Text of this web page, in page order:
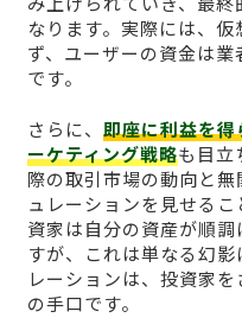
なります。実際には、
ず、ユーザーの資金は
です。
さらに、 即座に利益を
ーケティング戦略も目立
際の取引市場の動向と
ュレーションを見せる
資家は自分の資産が順
すが、これは単なる幻
レーションは、投資家
の手口です。